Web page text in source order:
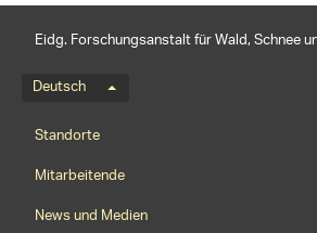
Eidg. Forschungsanstalt für Wald, Schnee
Sprachmenü
Deutsch
Footernavigation
Standorte
Mitarbeitende
News und Medien